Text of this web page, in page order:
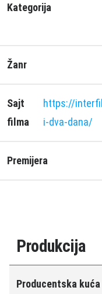
Kategorija
Žanr
Sajt
filma
https://
i-dva-dana/
Premijera
Produkcija
Producentska kuća